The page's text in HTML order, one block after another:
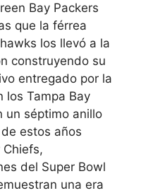
Bay Packers
que la férrea
los llevó a la
construyendo su
entregado por la
los Tampa Bay
un séptimo anillo
estos años
del Super Bowl
una era